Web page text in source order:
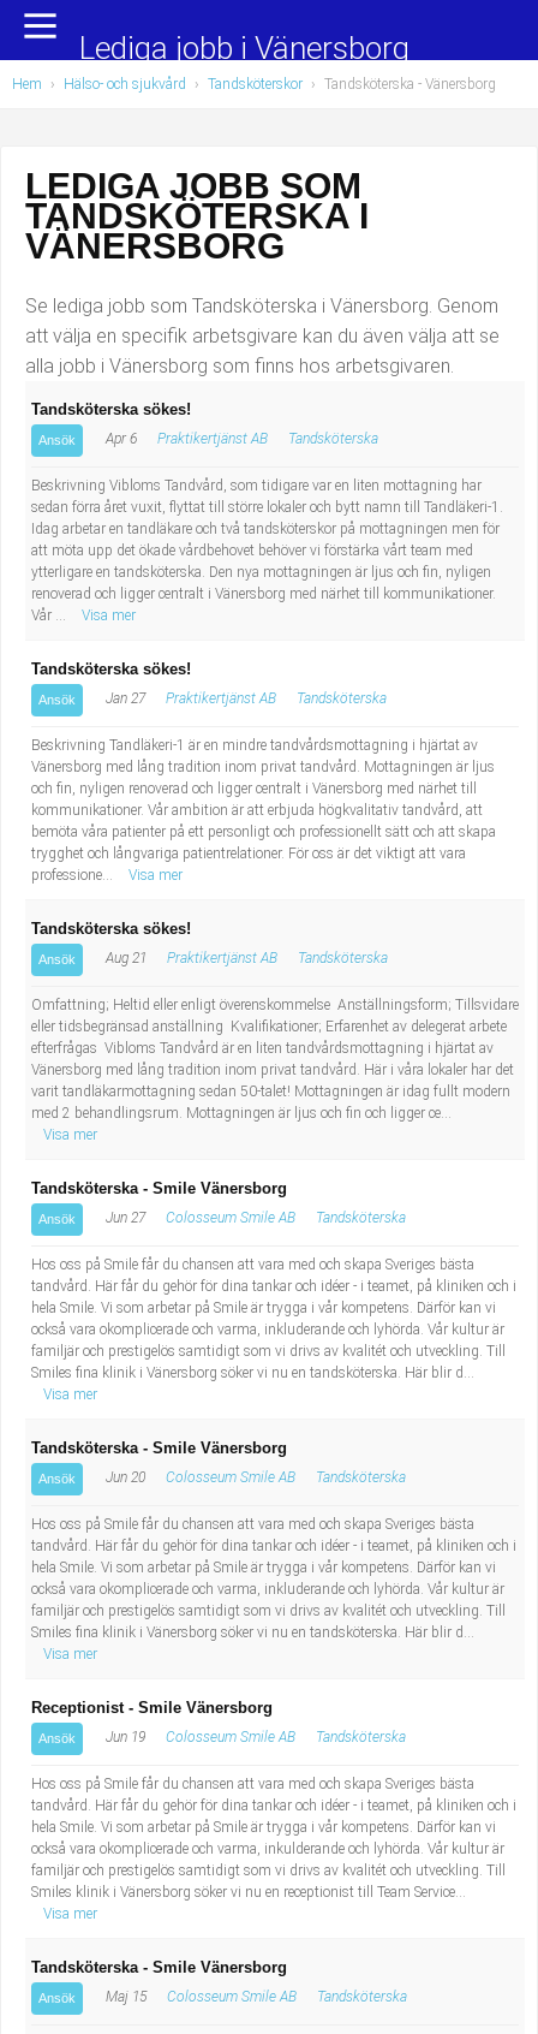
Yrkesområden
Administration, ekonomi, juridik
Chefer och verksamhetsledare
Data/IT
Försäljning, inköp, marknadsföring
Hantverksyrken
Hotell, restaurang, storhushåll
Hälso- och sjukvård
Industriell tillverkning
Installation, drift, underhåll
Kropps- och skönhetsvård
Kultur, media, design
Militärt arbete
Naturbruk
Pedagogiskt arbete
Sanering och renhållning
Socialt arbete
Tekniskt arbete
Transport
Populära jobb
Undersköterska, hemtjänst och äldreboende
Barnskötare
Lärare i förskola/Förskollärare
Lagerarbetare
Bussförare/Busschaufför
Elevassistent
Personlig assistent
Behandlingsassistent/Socialpedagog
Tandsköterska
Budbilsförare
Tidningsbud/Tidningsdistributör
Lärare i fritidshem/Fritidspedagog
Taxiförare/Taxichaufför
sekreterare
Lastbilsförare m.fl.
Fastighetsskötare
Informatör/Kommunikatör
Brevbärare
Sjuksköterska, grundutbildad
Kock, storhushåll
Undersköterska, vård- o specialavd. o mottagning
Bibliotekarie
Administrativ assistent
Lärare i gymnasiet
Lediga jobb i Vänersborg
Hem › Hälso- och sjukvård › Tandsköterskor › Tandsköterska - Vänersborg
LEDIGA JOBB SOM
TANDSKÖTERSKA I
VÄNERSBORG
Se lediga jobb som Tandsköterska i Vänersborg. Genom
att välja en specifik arbetsgivare kan du även välja att se
alla jobb i Vänersborg som finns hos arbetsgivaren.
Tandsköterska sökes!
Ansök Apr 6 Praktikertjänst AB Tandsköterska
Beskrivning Vibloms Tandvård, som tidigare var en liten mottagning har
sedan förra året vuxit, flyttat till större lokaler och bytt namn till Tandläkeri-1.
Idag arbetar en tandläkare och två tandsköterskor på mottagningen men för
att möta upp det ökade vårdbehovet behöver vi förstärka vårt team med
ytterligare en tandsköterska. Den nya mottagningen är ljus och fin, nyligen
renoverad och ligger centralt i Vänersborg med närhet till kommunikationer.
Vår ...
Visa mer
Tandsköterska sökes!
Ansök Jan 27 Praktikertjänst AB Tandsköterska
Beskrivning Tandläkeri-1 är en mindre tandvårdsmottagning i hjärtat av
Vänersborg med lång tradition inom privat tandvård. Mottagningen är ljus
och fin, nyligen renoverad och ligger centralt i Vänersborg med närhet till
kommunikationer. Vår ambition är att erbjuda högkvalitativ tandvård, att
bemöta våra patienter på ett personligt och professionellt sätt och att skapa
trygghet och långvariga patientrelationer. För oss är det viktigt att vara
professione...
Visa mer
Tandsköterska sökes!
Ansök Aug 21 Praktikertjänst AB Tandsköterska
Omfattning; Heltid eller enligt överenskommelse Anställningsform; Tillsvidare
eller tidsbegränsad anställning Kvalifikationer; Erfarenhet av delegerat arbete
efterfrågas Vibloms Tandvård är en liten tandvårdsmottagning i hjärtat av
Vänersborg med lång tradition inom privat tandvård. Här i våra lokaler har det
varit tandläkarmottagning sedan 50-talet! Mottagningen är idag fullt modern
med 2 behandlingsrum. Mottagningen är ljus och fin och ligger ce...
Visa mer
Tandsköterska - Smile Vänersborg
Ansök Jun 27 Colosseum Smile AB Tandsköterska
Hos oss på Smile får du chansen att vara med och skapa Sveriges bästa
tandvård. Här får du gehör för dina tankar och idéer - i teamet, på kliniken och i
hela Smile. Vi som arbetar på Smile är trygga i vår kompetens. Därför kan vi
också vara okomplicerade och varma, inkluderande och lyhörda. Vår kultur är
familjär och prestigelös samtidigt som vi drivs av kvalitét och utveckling. Till
Smiles fina klinik i Vänersborg söker vi nu en tandsköterska. Här blir d...
Visa mer
Tandsköterska - Smile Vänersborg
Ansök Jun 20 Colosseum Smile AB Tandsköterska
Hos oss på Smile får du chansen att vara med och skapa Sveriges bästa
tandvård. Här får du gehör för dina tankar och idéer - i teamet, på kliniken och i
hela Smile. Vi som arbetar på Smile är trygga i vår kompetens. Därför kan vi
också vara okomplicerade och varma, inkluderande och lyhörda. Vår kultur är
familjär och prestigelös samtidigt som vi drivs av kvalitét och utveckling. Till
Smiles fina klinik i Vänersborg söker vi nu en tandsköterska. Här blir d...
Visa mer
Receptionist - Smile Vänersborg
Ansök Jun 19 Colosseum Smile AB Tandsköterska
Hos oss på Smile får du chansen att vara med och skapa Sveriges bästa
tandvård. Här får du gehör för dina tankar och idéer - i teamet, på kliniken och i
hela Smile. Vi som arbetar på Smile är trygga i vår kompetens. Därför kan vi
också vara okomplicerade och varma, inkulderande och lyhörda. Vår kultur är
familjär och prestigelös samtidigt som vi drivs av kvalitét och utveckling. Till
Smiles klinik i Vänersborg söker vi nu en receptionist till Team Service...
Visa mer
Tandsköterska - Smile Vänersborg
Ansök Maj 15 Colosseum Smile AB Tandsköterska